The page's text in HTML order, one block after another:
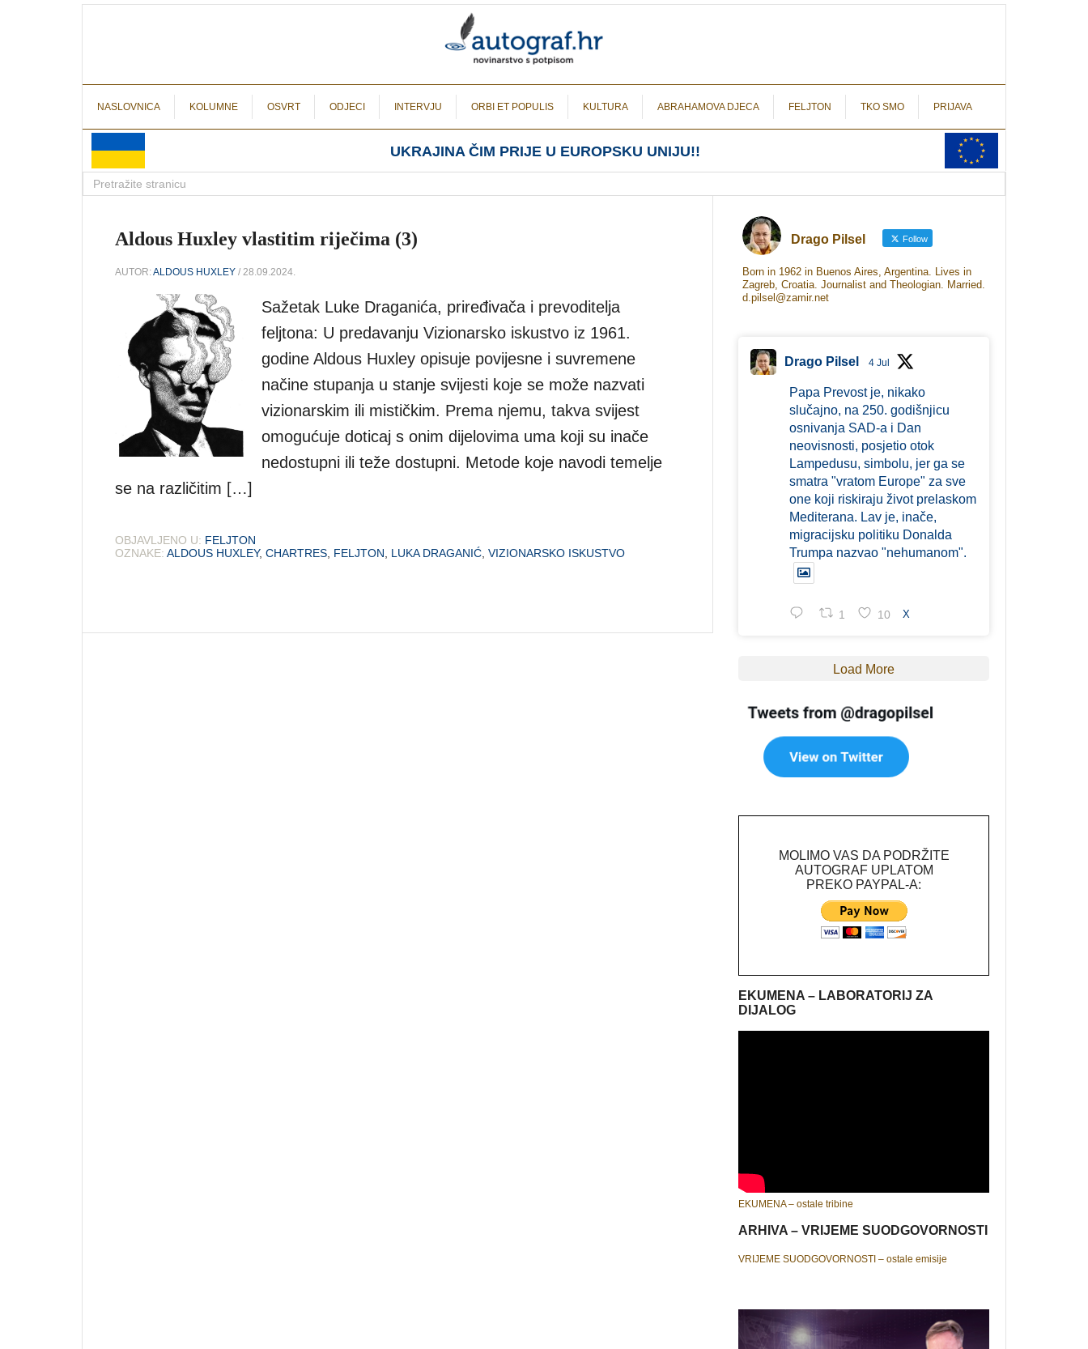
NASLOVNICA KOLUMNE OSVRT ODJECI INTERVJU ORBI ET POPULIS KULTURA ABRAHAMOVA DJECA FELJTON TKO SMO PRIJAVA
UKRAJINA ČIM PRIJE U EUROPSKU UNIJU!!
Aldous Huxley vlastitim riječima (3)
AUTOR:ALDOUS HUXLEY / 28.09.2024.
Sažetak Luke Draganića, priređivača i prevoditelja
feljtona: U predavanju Vizionarsko iskustvo iz 1961.
godine Aldous Huxley opisuje povijesne i suvremene
načine stupanja u stanje svijesti koje se može nazvati
vizionarskim ili mističkim. Prema njemu, takva svijest
omogućuje doticaj s onim dijelovima uma koji su inače
nedostupni ili teže dostupni. Metode koje navodi temelje
se na različitim […]
OBJAVLJENO U: FELJTON
OZNAKE: ALDOUS HUXLEY, CHARTRES FELJTON LUKA DRAGANIĆ VIZIONARSKO ISKUSTVO
Drago Pilsel Follow
Born in 1962 in Buenos Aires, Argentina. Lives in
Zagreb, Croatia. Journalist and Theologian. Married.
d.pilsel@zamir.net
Drago Pilsel 4 Jul
Papa Prevost je, nikako
slučajno, na 250. godišnjicu
osnivanja SAD-a i Dan
neovisnosti, posjetio otok
Lampedusu, simbolu, jer ga se
smatra "vratom Europe" za sve
one koji riskiraju život prelaskom
Mediterana. Lav je, inače,
migracijsku politiku Donalda
Trumpa nazvao "nehumanom".
1 10 X
Load More
MOLIMO VAS DA PODRŽITE
AUTOGRAF UPLATOM
PREKO PAYPAL-A:
EKUMENA – LABORATORIJ ZA
DIJALOG
EKUMENA – ostale tribine
ARHIVA – VRIJEME SUODGOVORNOSTI
VRIJEME SUODGOVORNOSTI – ostale emisije